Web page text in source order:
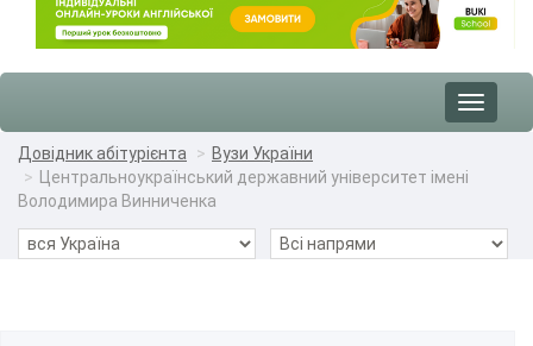
Toggle
Довідник абітурієнта
Вузи України
Центральноукраїнський державний університет імені
Володимира Винниченка